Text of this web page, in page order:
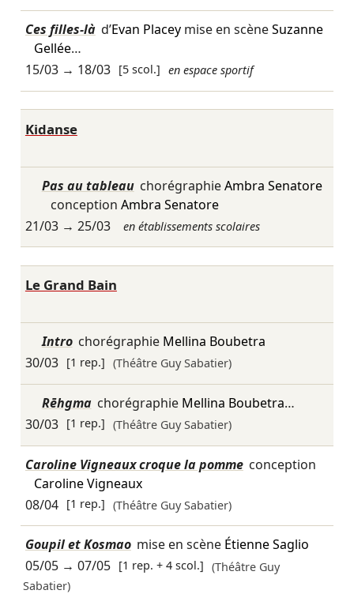
Ces filles-là d’Evan Placeymise en scèneSuzanne
Gellée…
15/03→ 18/03 [5 scol.] en espace sportif
Kidanse
Pas au tableau chorégraphieAmbra Senatore
conception Ambra Senatore
21/03→ 25/03 en établissements scolaires
Le Grand Bain
Intro chorégraphie Mellina Boubetra
30/03 [1 rep.] (Théâtre Guy Sabatier)
Rēhgma chorégraphie Mellina Boubetra…
30/03 [1 rep.] (Théâtre Guy Sabatier)
Caroline Vigneaux croque la pomme conception
Caroline Vigneaux
08/04 [1 rep.] (Théâtre Guy Sabatier)
Goupil et Kosmao mise en scène Étienne Saglio
05/05→ 07/05 [1 rep. + 4 scol.] (Théâtre Guy
Sabatier)